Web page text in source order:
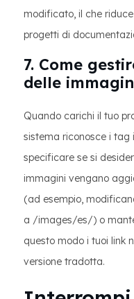
modificato, il che
progetti di
7. Come
delle
Quando carichi il tuo
sistema riconosce i tag
specificare se si
immagini vengano
(ad esempio,
a /images/es/) o
questo modo i tuoi link
versione tradotta.